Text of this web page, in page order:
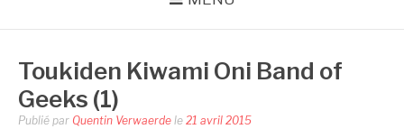
Toukiden Kiwami Oni Band of
Geeks (1)
Publié par Quentin Verwaerde le 21 avril 2015